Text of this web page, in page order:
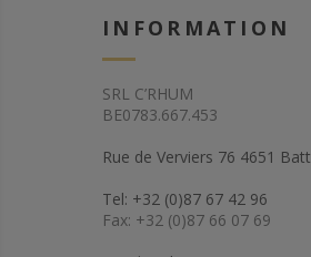
INFORMATION
SRL C’RHUM
BE0783.667.453
Rue de Verviers 76 4651
Tel: +32 (0)87 67 42 96
Fax: +32 (0)87 66 07 69